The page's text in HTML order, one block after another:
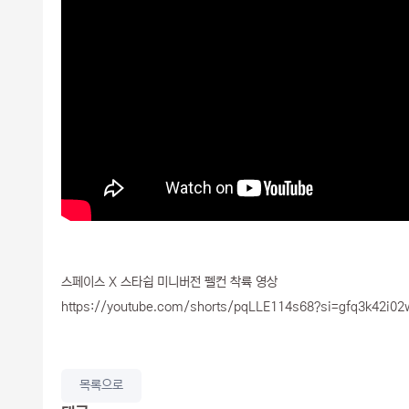
스페이스 X 스타쉽 미니버전 펠컨 착륙 영상
https://youtube.com/shorts/
목록으로